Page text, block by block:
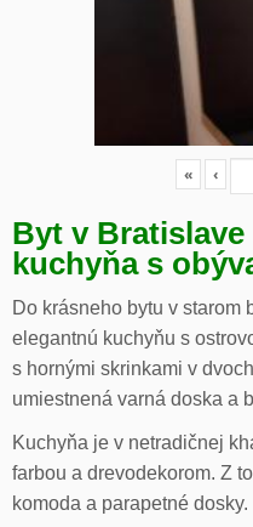
« ‹
Byt v
kuchyňa s
Do krásneho bytu v starom
elegantnú kuchyňu s
s hornými skrinkami v
umiestnená varná doska a
Kuchyňa je v netradičnej
farbou a drevodekorom. Z
komoda a parapetné dosky.